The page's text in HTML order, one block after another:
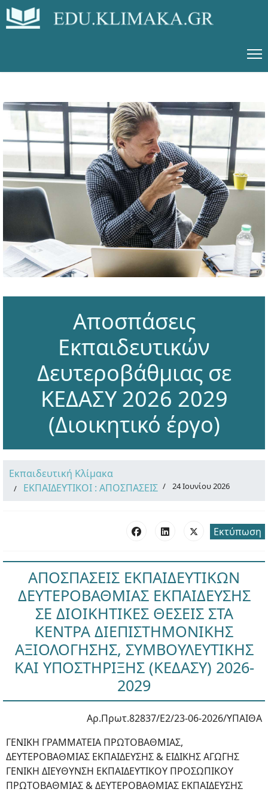
Αποσπάσεις
Εκπαιδευτικών
Δευτεροβάθμιας σε
ΚΕΔΑΣΥ 2026 2029
(Διοικητικό έργο)
Εκπαιδευτική Κλίμακα
ΕΚΠΑΙΔΕΥΤΙΚΟΙ : ΑΠΟΣΠΑΣΕΙΣ
24 Ιουνίου 2026
Εκτύπωση
ΑΠΟΣΠΑΣΕΙΣ ΕΚΠΑΙΔΕΥΤΙΚΩΝ
ΔΕΥΤΕΡΟΒΑΘΜΙΑΣ ΕΚΠΑΙΔΕΥΣΗΣ
ΣΕ ΔΙΟΙΚΗΤΙΚΕΣ ΘΕΣΕΙΣ ΣΤΑ
ΚΕΝΤΡΑ ΔΙΕΠΙΣΤΗΜΟΝΙΚΗΣ
ΑΞΙΟΛΟΓΗΣΗΣ, ΣΥΜΒΟΥΛΕΥΤΙΚΗΣ
ΚΑΙ ΥΠΟΣΤΗΡΙΞΗΣ (ΚΕΔΑΣΥ) 2026-
2029
Αρ.Πρωτ.82837/Ε2/23-06-2026/ΥΠΑΙΘΑ
ΓΕΝΙΚΗ ΓΡΑΜΜΑΤΕΙΑ ΠΡΩΤΟΒΑΘΜΙΑΣ,
ΔΕΥΤΕΡΟΒΑΘΜΙΑΣ ΕΚΠΑΙΔΕΥΣΗΣ & ΕΙΔΙΚΗΣ ΑΓΩΓΗΣ
ΓΕΝΙΚΗ ΔΙΕΥΘΥΝΣΗ ΕΚΠΑΙΔΕΥΤΙΚΟΥ ΠΡΟΣΩΠΙΚΟΥ
ΠΡΩΤΟΒΑΘΜΙΑΣ & ΔΕΥΤΕΡΟΒΑΘΜΙΑΣ ΕΚΠΑΙΔΕΥΣΗΣ